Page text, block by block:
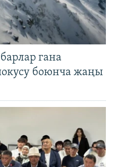
гана
боюнча жаңы